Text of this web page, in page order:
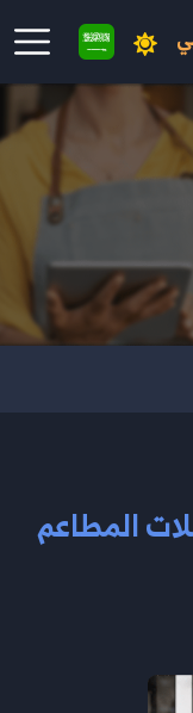
المطاعم